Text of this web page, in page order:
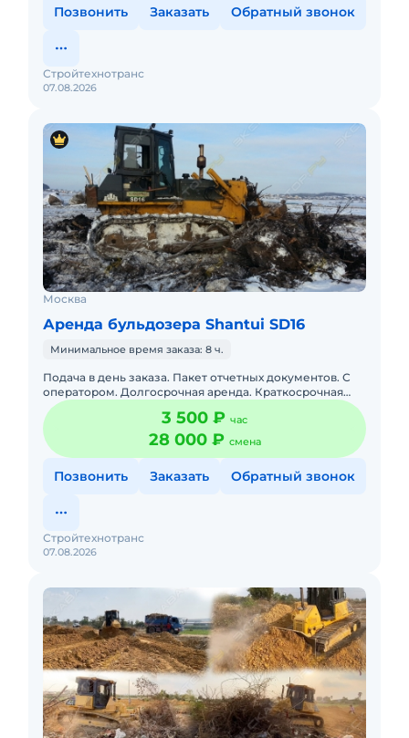
Позвонить Заказать Обратный звонок
07.08.2026
Стройтехнотранс
Москва
Аренда бульдозера Shantui SD16
Минимальное время заказа: 8 ч.
Подача в день заказа. Пакет отчетных документов. С
оператором. Долгосрочная аренда. Краткосрочная
аренда. Наша компания готова предложить услуги
бульдозера с оп
3 500 ₽ час
28 000 ₽ смена
Позвонить Заказать Обратный звонок
07.08.2026
Стройтехнотранс